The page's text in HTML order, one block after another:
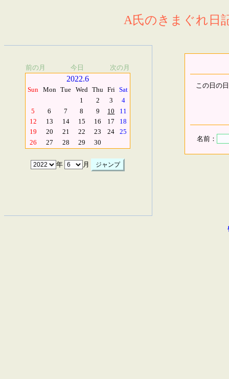
A氏のきまぐれ日
前の月 今日 次の月
2022.6
Sun Mon Tue Wed Thu Fri Sat
1
2 3
4
5
6 7 8 9 10
11
12
13 14 15 16 17
18
19
20 21 22 23 24
25
26
27 28 29 30
年 月
この日の
名前：